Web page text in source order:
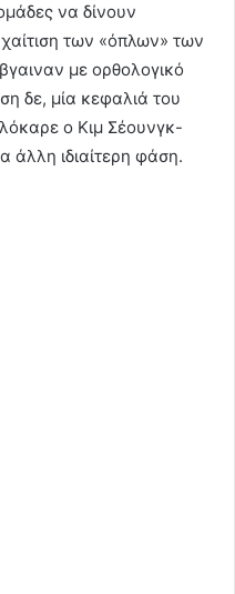
να δίνουν
των «όπλων» των
με ορθολογικό
δε, μία κεφαλιά του
ο Κιμ Σέουνγκ-
άλλη ιδιαίτερη φάση.